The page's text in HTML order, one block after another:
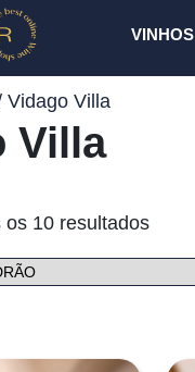
VINHOS
Vidago Villa
Villa
os 10 resultados